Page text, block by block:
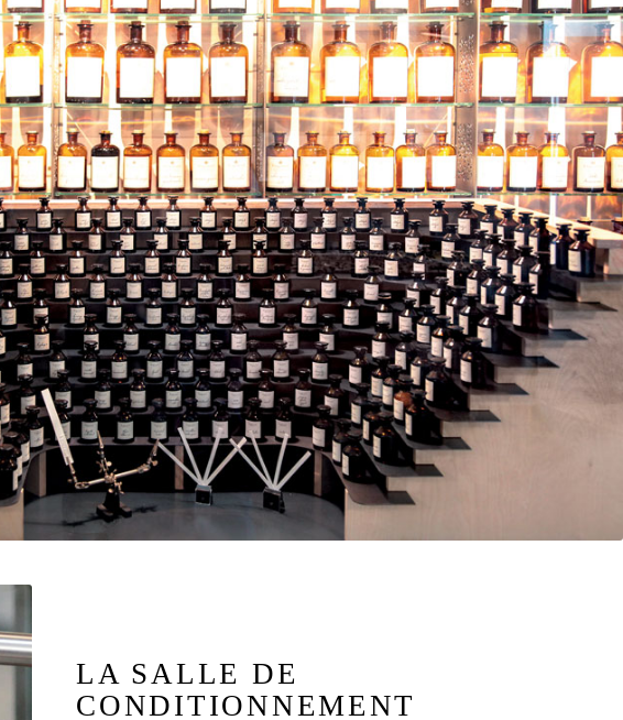
LA SALLE DE
CONDITIONNEMENT